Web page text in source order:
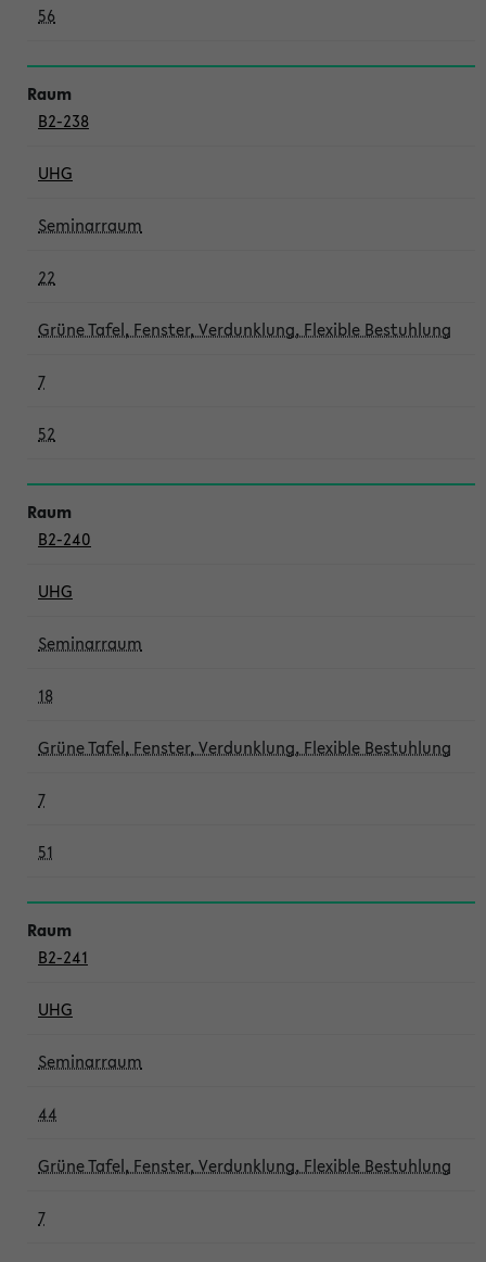
56
B2-238
UHG
Seminarraum
22
Grüne Tafel, Fenster, Verdunklung, Flexible Bestuhlung
7
52
B2-240
UHG
Seminarraum
18
Grüne Tafel, Fenster, Verdunklung, Flexible Bestuhlung
7
51
B2-241
UHG
Seminarraum
44
Grüne Tafel, Fenster, Verdunklung, Flexible Bestuhlung
7